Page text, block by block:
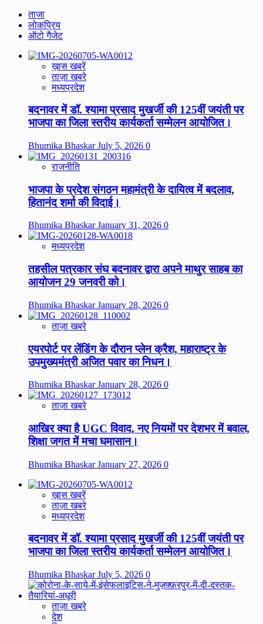
ताजा
लोकप्रिय
ऑटो गैजेट
ख़ास खबरें
ताज़ा खबरे
मध्यप्रदेश
बदनावर में डॉ. श्यामा प्रसाद मुखर्जी की 125वीं जयंती पर
भाजपा का जिला स्तरीय कार्यकर्ता सम्मेलन आयोजित।
Bhumika BhaskarJuly 5, 2026 0
राजनीति
भाजपा के प्रदेश संगठन महामंत्री के दायित्व में बदलाव,
हितानंद शर्मा की विदाई।
Bhumika BhaskarJanuary 31, 2026 0
मध्यप्रदेश
तहसील पत्रकार संघ बदनावर द्वारा अपने माथुर साहब का
आयोजन 29 जनवरी को।
Bhumika BhaskarJanuary 28, 2026 0
ताज़ा खबरे
एयरपोर्ट पर लेंडिंग के दौरान प्लेन क्रैश, महाराष्ट्र के
उपमुख्यमंत्री अजित पवार का निधन।
Bhumika BhaskarJanuary 28, 2026 0
ताज़ा खबरे
आखिर क्या है UGC विवाद, नए नियमों पर देशभर में बवाल,
शिक्षा जगत में मचा घमासान।
Bhumika BhaskarJanuary 27, 2026 0
ख़ास खबरें
ताज़ा खबरे
मध्यप्रदेश
बदनावर में डॉ. श्यामा प्रसाद मुखर्जी की 125वीं जयंती पर
भाजपा का जिला स्तरीय कार्यकर्ता सम्मेलन आयोजित।
Bhumika BhaskarJuly 5, 2026 0
ताज़ा खबरे
देश